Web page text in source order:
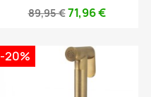
89,95 €71,96 €
-20%